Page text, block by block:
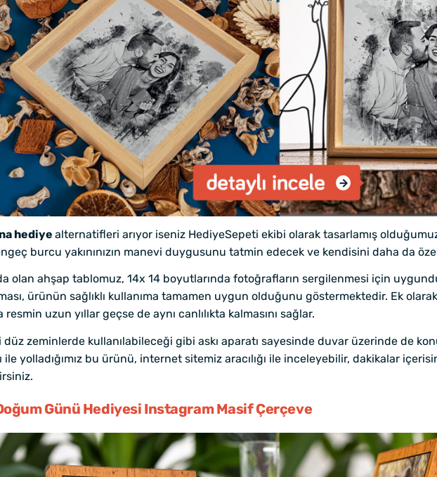
hediye alternatifleri arıyor iseniz HediyeSepeti ekibi olarak tasarlamış
burcu yakınınızın manevi duygusunu tatmin edecek ve kendisini daha da
olan ahşap tablomuz, 14x 14 boyutlarında fotoğrafların sergilenmesi için
ürünün sağlıklı kullanıma tamamen uygun olduğunu göstermektedir. Ek
resmin uzun yıllar geçse de aynı canlılıkta kalmasını sağlar.
zeminlerde kullanılabileceği gibi askı aparatı sayesinde duvar üzerinde de
ile yolladığımız bu ürünü, internet sitemiz aracılığı ile inceleyebilir, dakikalar
Günü Hediyesi Instagram Masif Çerçeve